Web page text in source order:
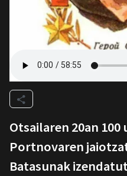
Otsailaren 20an
Portnovaren
Batasunak